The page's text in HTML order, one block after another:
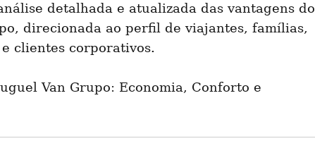
detalhada e atualizada das vantagens do
direcionada ao perfil de viajantes, famílias,
clientes corporativos.
Van Grupo: Economia, Conforto e